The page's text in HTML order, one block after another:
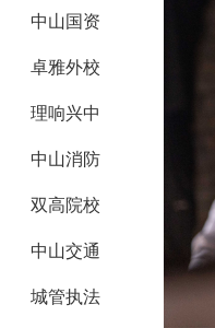
中山国资
卓雅外校
理响兴中
中山消防
双高院校
中山交通
城管执法